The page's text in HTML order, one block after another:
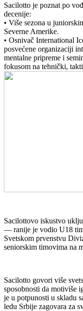
Sacilotto je poznat po
decenije:
• Više sezona u
Severne Amerike.
• Osnivač International
posvećene organizaciji
mentalne pripreme i
fokusom na tehnički,
Sacilottovo iskustvo
— ranije je vodio U18
Svetskom prvenstvu
seniorskim timovima na
Sacilotto govori više
sposobnosti da motiviše
je u potpunosti u skladu
ledu Srbije zagovara za